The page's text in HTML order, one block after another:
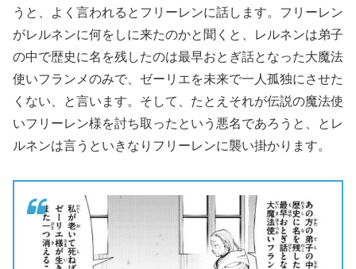
うと、よく言われるとフリーレンに話します。フリーレン
がレルネンに何をしに来たのかと聞くと、レルネンは弟子
の中で歴史に名を残したのは最早おとぎ話となった大魔法
使いフランメのみで、ゼーリエを未来で一人孤独にさせた
くない、と言います。そして、たとえそれが伝説の魔法使
いフリーレン様を討ち取ったという悪名であろうと、とレ
ルネンは言うといきなりフリーレンに襲い掛かります。